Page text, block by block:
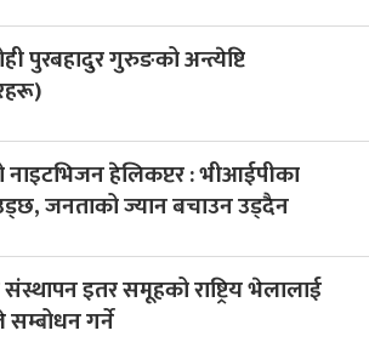
पुरबहादुर गुरुङको अन्त्येष्टि
नाइटभिजन हेलिकप्टर : भीआईपीका
जनताको ज्यान बचाउन उड्दैन
इतर समूहको राष्ट्रिय भेलालाई
गर्ने